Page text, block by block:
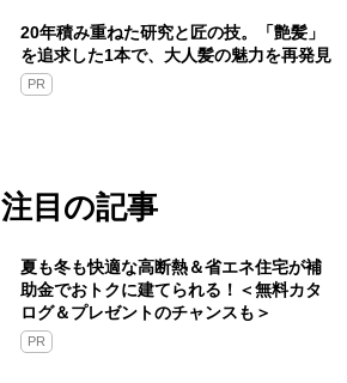
20年積み重ねた研究と匠の技。「艶髪」
を追求した1本で、大人髪の魅力を再発見
PR
注目の記事
夏も冬も快適な高断熱＆省エネ住宅が補
助金でおトクに建てられる！＜無料カタ
ログ＆プレゼントのチャンスも＞
PR